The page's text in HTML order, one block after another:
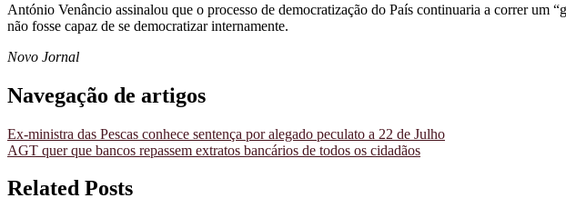
António Venâncio assinalou que o processo de democratização do País continuaria a correr um
não fosse capaz de se democratizar internamente.
Novo Jornal
Navegação de artigos
Ex-ministra das Pescas conhece sentença por alegado peculato a 22 de Julho
AGT quer que bancos repassem extratos bancários de todos os cidadãos
Related Posts